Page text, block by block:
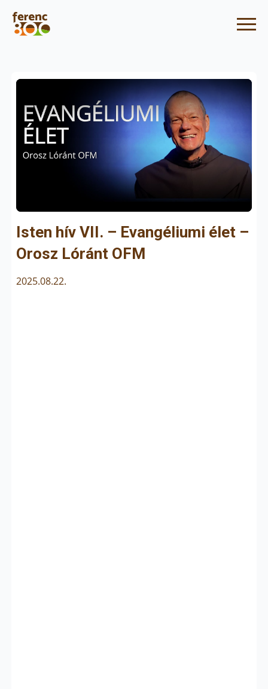
Isten hív VII. – Evangéliumi élet –
Orosz Lóránt OFM
2025.08.22.